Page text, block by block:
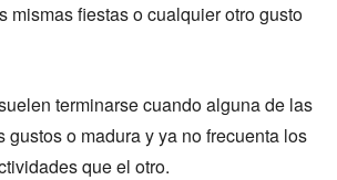
mismas fiestas o cualquier otro gusto
terminarse cuando alguna de las
gustos o madura y ya no frecuenta los
que el otro.